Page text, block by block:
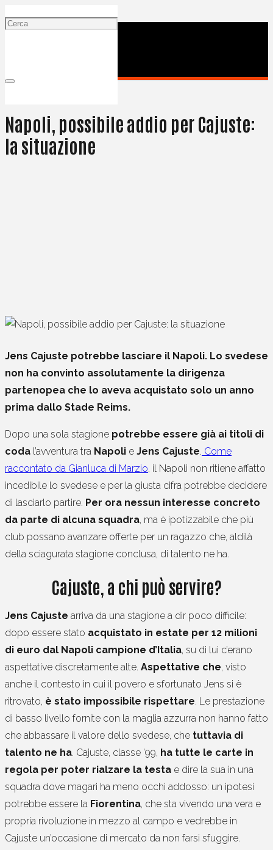
Napoli, possibile addio per Cajuste:
la situazione
Jens Cajuste potrebbe lasciare il Napoli. Lo svedese
non ha convinto assolutamente la dirigenza
partenopea che lo aveva acquistato solo un anno
prima dallo Stade Reims.
Dopo una sola stagione potrebbe essere già ai titoli di
coda l’avventura tra Napoli e Jens Cajuste. Come
raccontato da Gianluca di Marzio, il Napoli non ritiene affatto
incedibile lo svedese e per la giusta cifra potrebbe decidere
di lasciarlo partire. Per ora nessun interesse concreto
da parte di alcuna squadra, ma è ipotizzabile che più
club possano avanzare offerte per un ragazzo che, aldilà
della sciagurata stagione conclusa, di talento ne ha.
Cajuste, a chi può servire?
Jens Cajuste arriva da una stagione a dir poco difficile:
dopo essere stato acquistato in estate per 12 milioni
di euro dal Napoli campione d’Italia, su di lui c’erano
aspettative discretamente alte. Aspettative che, visto
anche il contesto in cui il povero e sfortunato Jens si è
ritrovato, è stato impossibile rispettare. Le prestazione
di basso livello fornite con la maglia azzurra non hanno fatto
che abbassare il valore dello svedese, che tuttavia di
talento ne ha. Cajuste, classe ’99, ha tutte le carte in
regola per poter rialzare la testa e dire la sua in una
squadra dove magari ha meno occhi addosso: un ipotesi
potrebbe essere la Fiorentina, che sta vivendo una vera e
propria rivoluzione in mezzo al campo e vedrebbe in
Cajuste un’occasione di mercato da non farsi sfuggire.